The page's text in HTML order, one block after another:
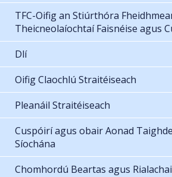
TFC-Oifig an Stiúrthóra
Theicneolaíochtaí Faisnéise agus
Dlí
Oifig Claochlú Straitéiseach
Pleanáil Straitéiseach
Cuspóirí agus obair Aonad
Síochána
Chomhordú Beartas agus